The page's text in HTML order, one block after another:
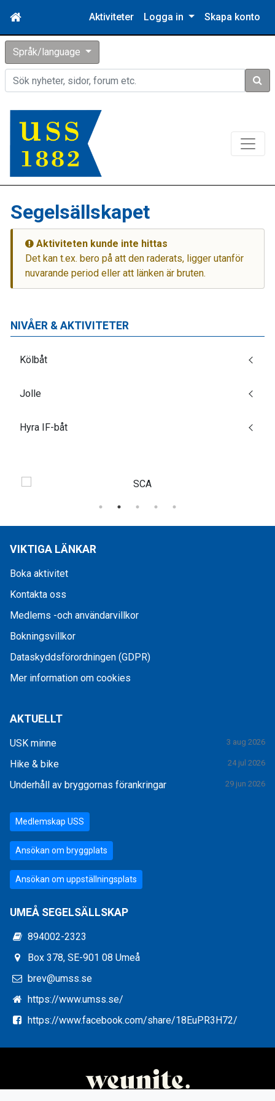
Aktiviteter Logga in Skapa konto
Språk/language
Sök
Segelsällskapet
Aktiviteten kunde inte hittas
Det kan t.ex. bero på att den raderats, ligger utanför
nuvarande period eller att länken är bruten.
NIVÅER & AKTIVITETER
Kölbåt
Jolle
Hyra IF-båt
VIKTIGA LÄNKAR
Boka aktivitet
Kontakta oss
Medlems -och användarvillkor
Bokningsvillkor
Dataskyddsförordningen (GDPR)
Mer information om cookies
AKTUELLT
USK minne 3 aug 2026
Hike & bike 24 jul 2026
Underhåll av bryggornas förankringar 29 jun 2026
Medlemskap USS
Ansökan om bryggplats
Ansökan om uppställningsplats
UMEÅ SEGELSÄLLSKAP
894002-2323
Box 378, SE-901 08 Umeå
brev@umss.se
https://www.umss.se/
https://www.facebook.com/share/18EuPR3H72/